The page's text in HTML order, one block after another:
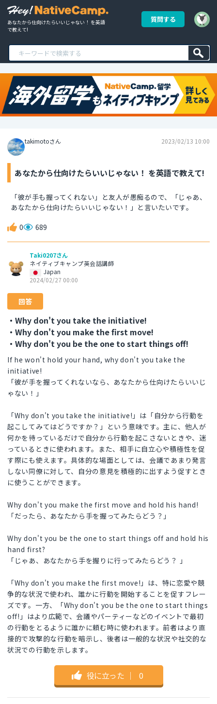
あなたから仕向けたらいいじゃない！ を英語
で教えて!
質問する
takimotoさん 2023/02/13 10:00
あなたから仕向けたらいいじゃない！ を英語で教えて!
「彼が手も握ってくれない」と友人が愚痴るので、「じゃあ、
あなたから仕向けたらいいじゃない！」と言いたいです。
0 689
Taki0207さん
ネイティブキャンプ英会話講師
Japan
2024/02/27 00:00
回答
・Why don't you take the initiative!
・Why don't you make the first move!
・Why don't you be the one to start things off!
If he won't hold your hand, why don't you take the
initiative!
「彼が手を握ってくれないなら、あなたから仕向けたらいいじ
ゃない！」
「Why don't you take the initiative!」は「自分から行動を
起こしてみてはどうですか？」という意味です。主に、他人が
何かを待っているだけで自分から行動を起こさないときや、迷
っているときに使われます。また、相手に自立心や積極性を促
す際にも使えます。具体的な場面としては、会議であまり発言
しない同僚に対して、自分の意見を積極的に出すよう促すとき
に使うことができます。
Why don't you make the first move and hold his hand!
「だったら、あなたから手を握ってみたらどう？」
Why don't you be the one to start things off and hold his
hand first?
「じゃあ、あなたから手を握りに行ってみたらどう？ 」
「Why don't you make the first move!」は、特に恋愛や競
争的な状況で使われ、誰かに行動を開始することを促すフレー
ズです。一方、「Why don't you be the one to start things
off!」はより広範で、会議やパーティーなどのイベントで最初
の行動をとるように誰かに頼む時に使われます。前者はより直
接的で攻撃的な行動を暗示し、後者は一般的な状況や社交的な
状況での行動を示します。
役に立った ｜ 0